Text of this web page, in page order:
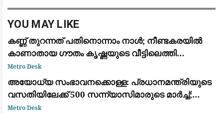
YOU MAY LIKE
കണ്ണ് തുറന്നത് പതിനൊന്നാം നാള്‍; നീണ്ടകരയില്‍
കാണാതായ ഗൗതം കൃഷ്ണയുടെ വീട്ടിലെത്തി
മുഖ്യമന്ത്രി വി ഡി സതീശന്‍
Metro Desk
അയോധ്യ സംഭാവനക്കൊള്ള: പ്രധാനമന്ത്രിയുടെ
വസതിയിലേക്ക് 500 സന്ന്യാസിമാരുടെ മാർച്ച്;
സമഗ്ര അന്വേഷണം ആവശ്യപ്പെട്ട് പ്രതിഷേധം
Metro Desk